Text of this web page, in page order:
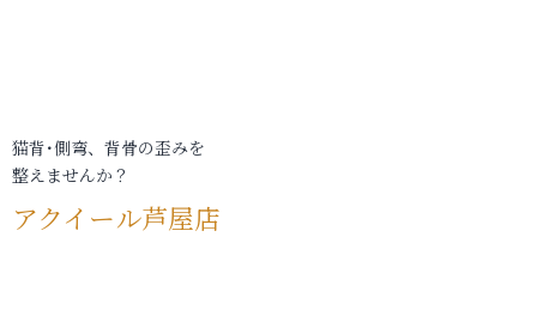
猫背･側弯、背骨の歪みを
整えませんか？
アクイール芦屋店